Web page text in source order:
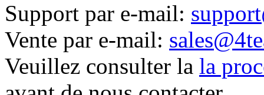
Support par e-mail:
Vente par e-mail:
Veuillez consulter la la